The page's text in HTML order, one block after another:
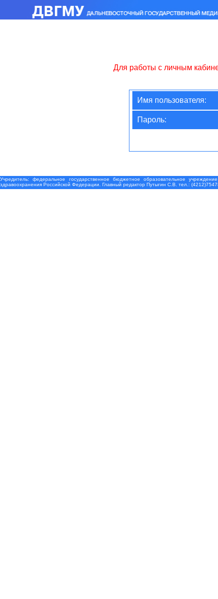
Для работы с личным
Имя пользователя:
Пароль:
Учредитель: федеральное государственное бюджетное образовательное
здравоохранения Российской Федерации. Главный редактор Путыгин С.В. тел.: